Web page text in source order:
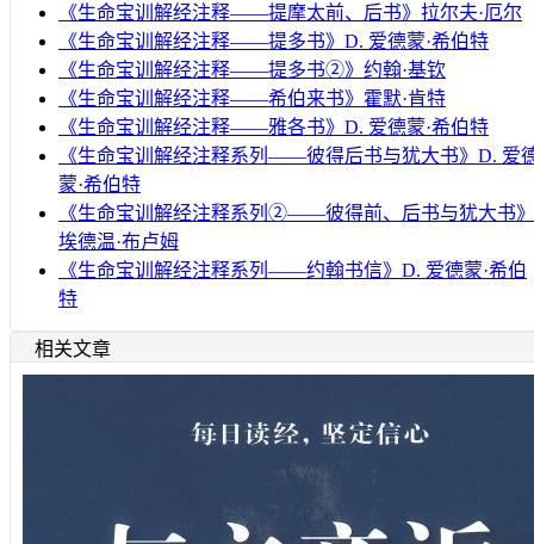
《生命宝训解经注释——提摩太前、后书》拉尔夫·厄尔
《生命宝训解经注释——提多书》D. 爱德蒙·希伯特
《生命宝训解经注释——提多书②》约翰·基钦
《生命宝训解经注释——希伯来书》霍默·肯特
《生命宝训解经注释——雅各书》D. 爱德蒙·希伯特
《生命宝训解经注释系列——彼得后书与犹大书》D. 爱
蒙·希伯特
《生命宝训解经注释系列②——彼得前、后书与犹大书》
埃德温·布卢姆
《生命宝训解经注释系列——约翰书信》D. 爱德蒙·希伯
特
相关文章